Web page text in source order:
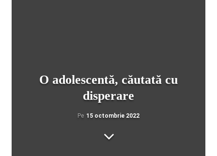
O adolescentă, căutată cu
disperare
Pe 15 octombrie 2022